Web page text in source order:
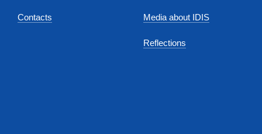
Contacts Media about IDIS
Reflections